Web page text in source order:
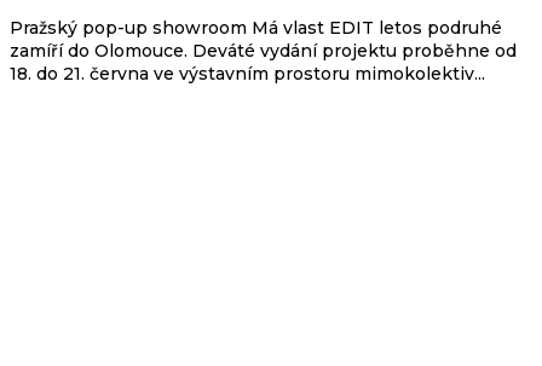
Pražský pop-up showroom Má vlast EDIT letos podruhé
zamíří do Olomouce. Deváté vydání projektu proběhne od
18. do 21. června ve výstavním prostoru mimokolektiv...